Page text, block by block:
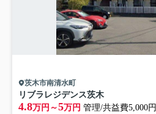
茨木市南清水町
リブラレジデンス茨木
4.8万円～5万円 管理/共益費5,000円